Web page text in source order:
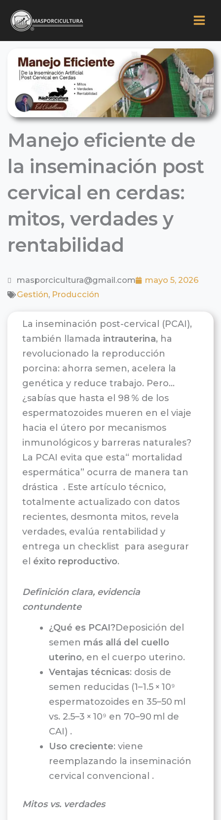
Manejo eficiente de
la inseminación post
cervical en cerdas:
mitos, verdades y
rentabilidad
masporcicultura@gmail.com
mayo 5, 2026
Gestión, Producción
La inseminación post-cervical (PCAI),
también llamada intrauterina, ha
revolucionado la reproducción
porcina: ahorra semen, acelera la
genética y reduce trabajo. Pero…
¿sabías que hasta el 98 % de los
espermatozoides mueren en el viaje
hacia el útero por mecanismos
inmunológicos y barreras naturales?
La PCAI evita que esta“ mortalidad
espermática” ocurra de manera tan
drástica . Este artículo técnico,
totalmente actualizado con datos
recientes, desmonta mitos, revela
verdades, evalúa rentabilidad y
entrega un checklist para asegurar
el éxito reproductivo.
Definición clara, evidencia
contundente
¿Qué es PCAI?Deposición del
semen más allá del cuello
uterino, en el cuerpo uterino.
Ventajas técnicas: dosis de
semen reducidas (1–1.5 × 10⁹
espermatozoides en 35–50 ml
vs. 2.5–3 × 10⁹ en 70–90 ml de
CAI) .
Uso creciente: viene
reemplazando la inseminación
cervical convencional .
Mitos vs. verdades